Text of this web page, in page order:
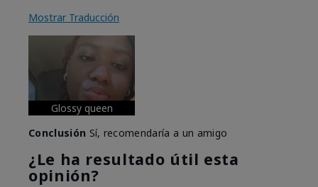
Mostrar Traducción
Glossy queen
Conclusión Sí, recomendaría a un amigo
¿Le ha resultado útil esta
opinión?